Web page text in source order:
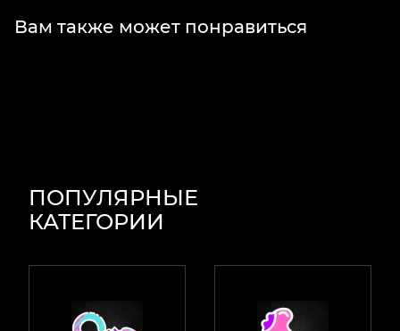
Вам также может понравиться
ПОПУЛЯРНЫЕ
КАТЕГОРИИ